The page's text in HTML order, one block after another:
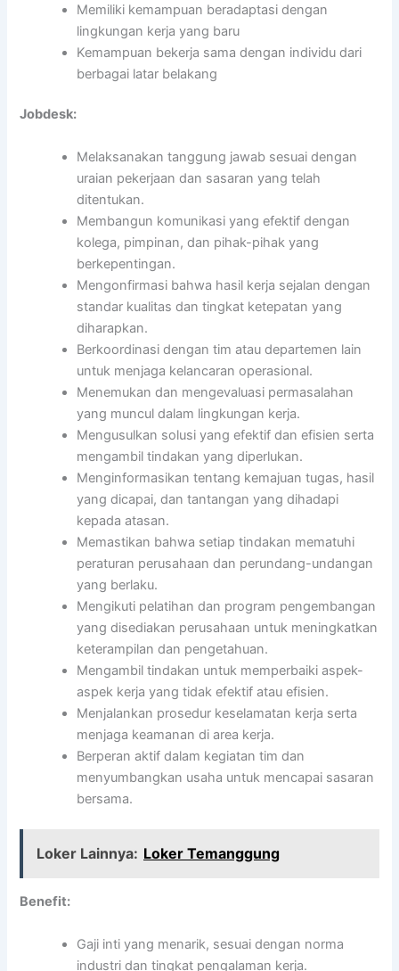
Memiliki kemampuan beradaptasi dengan
lingkungan kerja yang baru
Kemampuan bekerja sama dengan individu dari
berbagai latar belakang
Jobdesk:
Melaksanakan tanggung jawab sesuai dengan
uraian pekerjaan dan sasaran yang telah
ditentukan.
Membangun komunikasi yang efektif dengan
kolega, pimpinan, dan pihak-pihak yang
berkepentingan.
Mengonfirmasi bahwa hasil kerja sejalan dengan
standar kualitas dan tingkat ketepatan yang
diharapkan.
Berkoordinasi dengan tim atau departemen lain
untuk menjaga kelancaran operasional.
Menemukan dan mengevaluasi permasalahan
yang muncul dalam lingkungan kerja.
Mengusulkan solusi yang efektif dan efisien serta
mengambil tindakan yang diperlukan.
Menginformasikan tentang kemajuan tugas, hasil
yang dicapai, dan tantangan yang dihadapi
kepada atasan.
Memastikan bahwa setiap tindakan mematuhi
peraturan perusahaan dan perundang-undangan
yang berlaku.
Mengikuti pelatihan dan program pengembangan
yang disediakan perusahaan untuk meningkatkan
keterampilan dan pengetahuan.
Mengambil tindakan untuk memperbaiki aspek-
aspek kerja yang tidak efektif atau efisien.
Menjalankan prosedur keselamatan kerja serta
menjaga keamanan di area kerja.
Berperan aktif dalam kegiatan tim dan
menyumbangkan usaha untuk mencapai sasaran
bersama.
Loker Lainnya: Loker Temanggung
Benefit:
Gaji inti yang menarik, sesuai dengan norma
industri dan tingkat pengalaman kerja.